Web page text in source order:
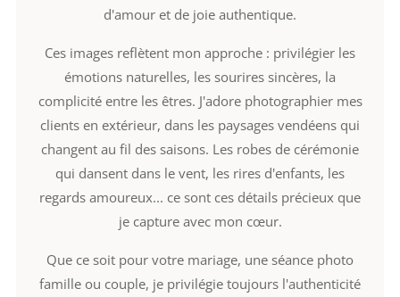
d'amour et de joie authentique.
Ces images reflètent mon approche : privilégier les
émotions naturelles, les sourires sincères, la
complicité entre les êtres. J'adore photographier mes
clients en extérieur, dans les paysages vendéens qui
changent au fil des saisons. Les robes de cérémonie
qui dansent dans le vent, les rires d'enfants, les
regards amoureux... ce sont ces détails précieux que
je capture avec mon cœur.
Que ce soit pour votre mariage, une séance photo
famille ou couple, je privilégie toujours l'authenticité